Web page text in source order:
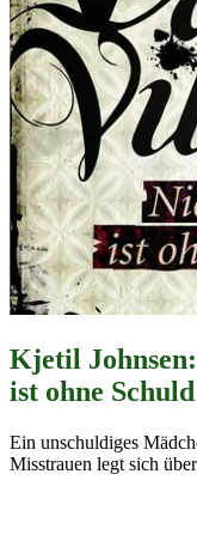
Kjetil
ist ohne
Ein unschuldiges
Misstrauen legt sich